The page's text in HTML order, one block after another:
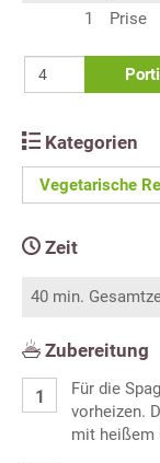
1
Prise
Kategorien
Vegetarische
Zeit
40 min.
Zubereitung
Für die
vorheizen.
mit heißem